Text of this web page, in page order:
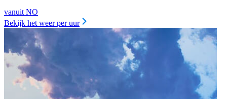
vanuit NO
Bekijk het weer per uur